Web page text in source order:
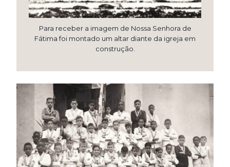
Para receber a imagem de Nossa Senhora de
Fátima foi montado um altar diante da igreja em
construção.